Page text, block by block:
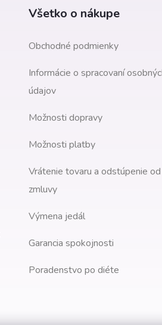
Všetko o nákupe
Obchodné podmienky
Informácie o spracovaní
údajov
Možnosti dopravy
Možnosti platby
Vrátenie tovaru a odstúpenie od
zmluvy
Výmena jedál
Garancia spokojnosti
Poradenstvo po diéte